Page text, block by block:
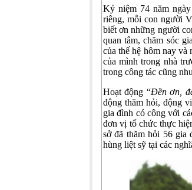
Kỷ niệm 74 năm
riêng, mỗi con người
biết ơn những người
quan tâm, chăm sóc
của thế hệ hôm nay
của mình trong nhà
trong công tác cũng
Hoạt động “Đền ơn,
động thăm hỏi, động
gia đình có công với
đơn vị tổ chức thực
sở đã thăm hỏi 56 gia
hùng liệt sỹ tại các